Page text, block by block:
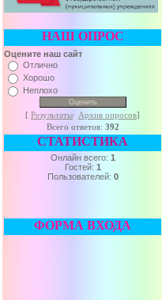
НАШ ОПРОС
Оцените наш сайт
Отлично
Хорошо
Неплохо
[ Результаты· Архив опросов]
Всего ответов: 392
СТАТИСТИКА
Онлайн всего: 1
Гостей: 1
Пользователей: 0
ФОРМА ВХОДА